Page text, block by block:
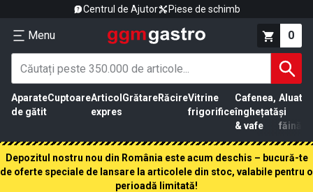
Centrul de Ajutor Piese de schimb
Menu 0
Aparate
de gătit
CuptoareArticol
expres
GrătareRăcireVitrine
frigorifice
Cafenea,
înghețată
& vafe
Aluat
și
făină
Depozitul nostru nou din România este acum deschis – bucură-te
de oferte speciale de lansare la articolele din stoc, valabile pentru o
perioadă limitată!